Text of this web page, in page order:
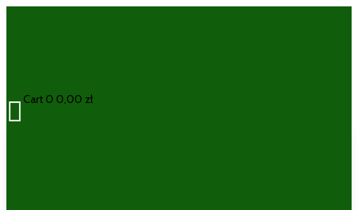
 Cart 0 0,00 zł